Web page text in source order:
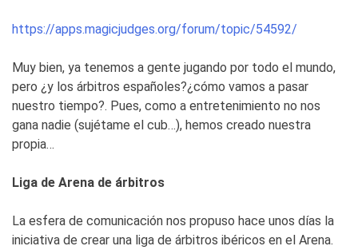
https://apps.magicjudges.org/forum/topic/54592/
Muy bien, ya tenemos a gente jugando por todo el mundo,
pero ¿y los árbitros españoles?¿cómo vamos a pasar
nuestro tiempo?. Pues, como a entretenimiento no nos
gana nadie (sujétame el cub…), hemos creado nuestra
propia…
Liga de Arena de árbitros
La esfera de comunicación nos propuso hace unos días la
iniciativa de crear una liga de árbitros ibéricos en el Arena.